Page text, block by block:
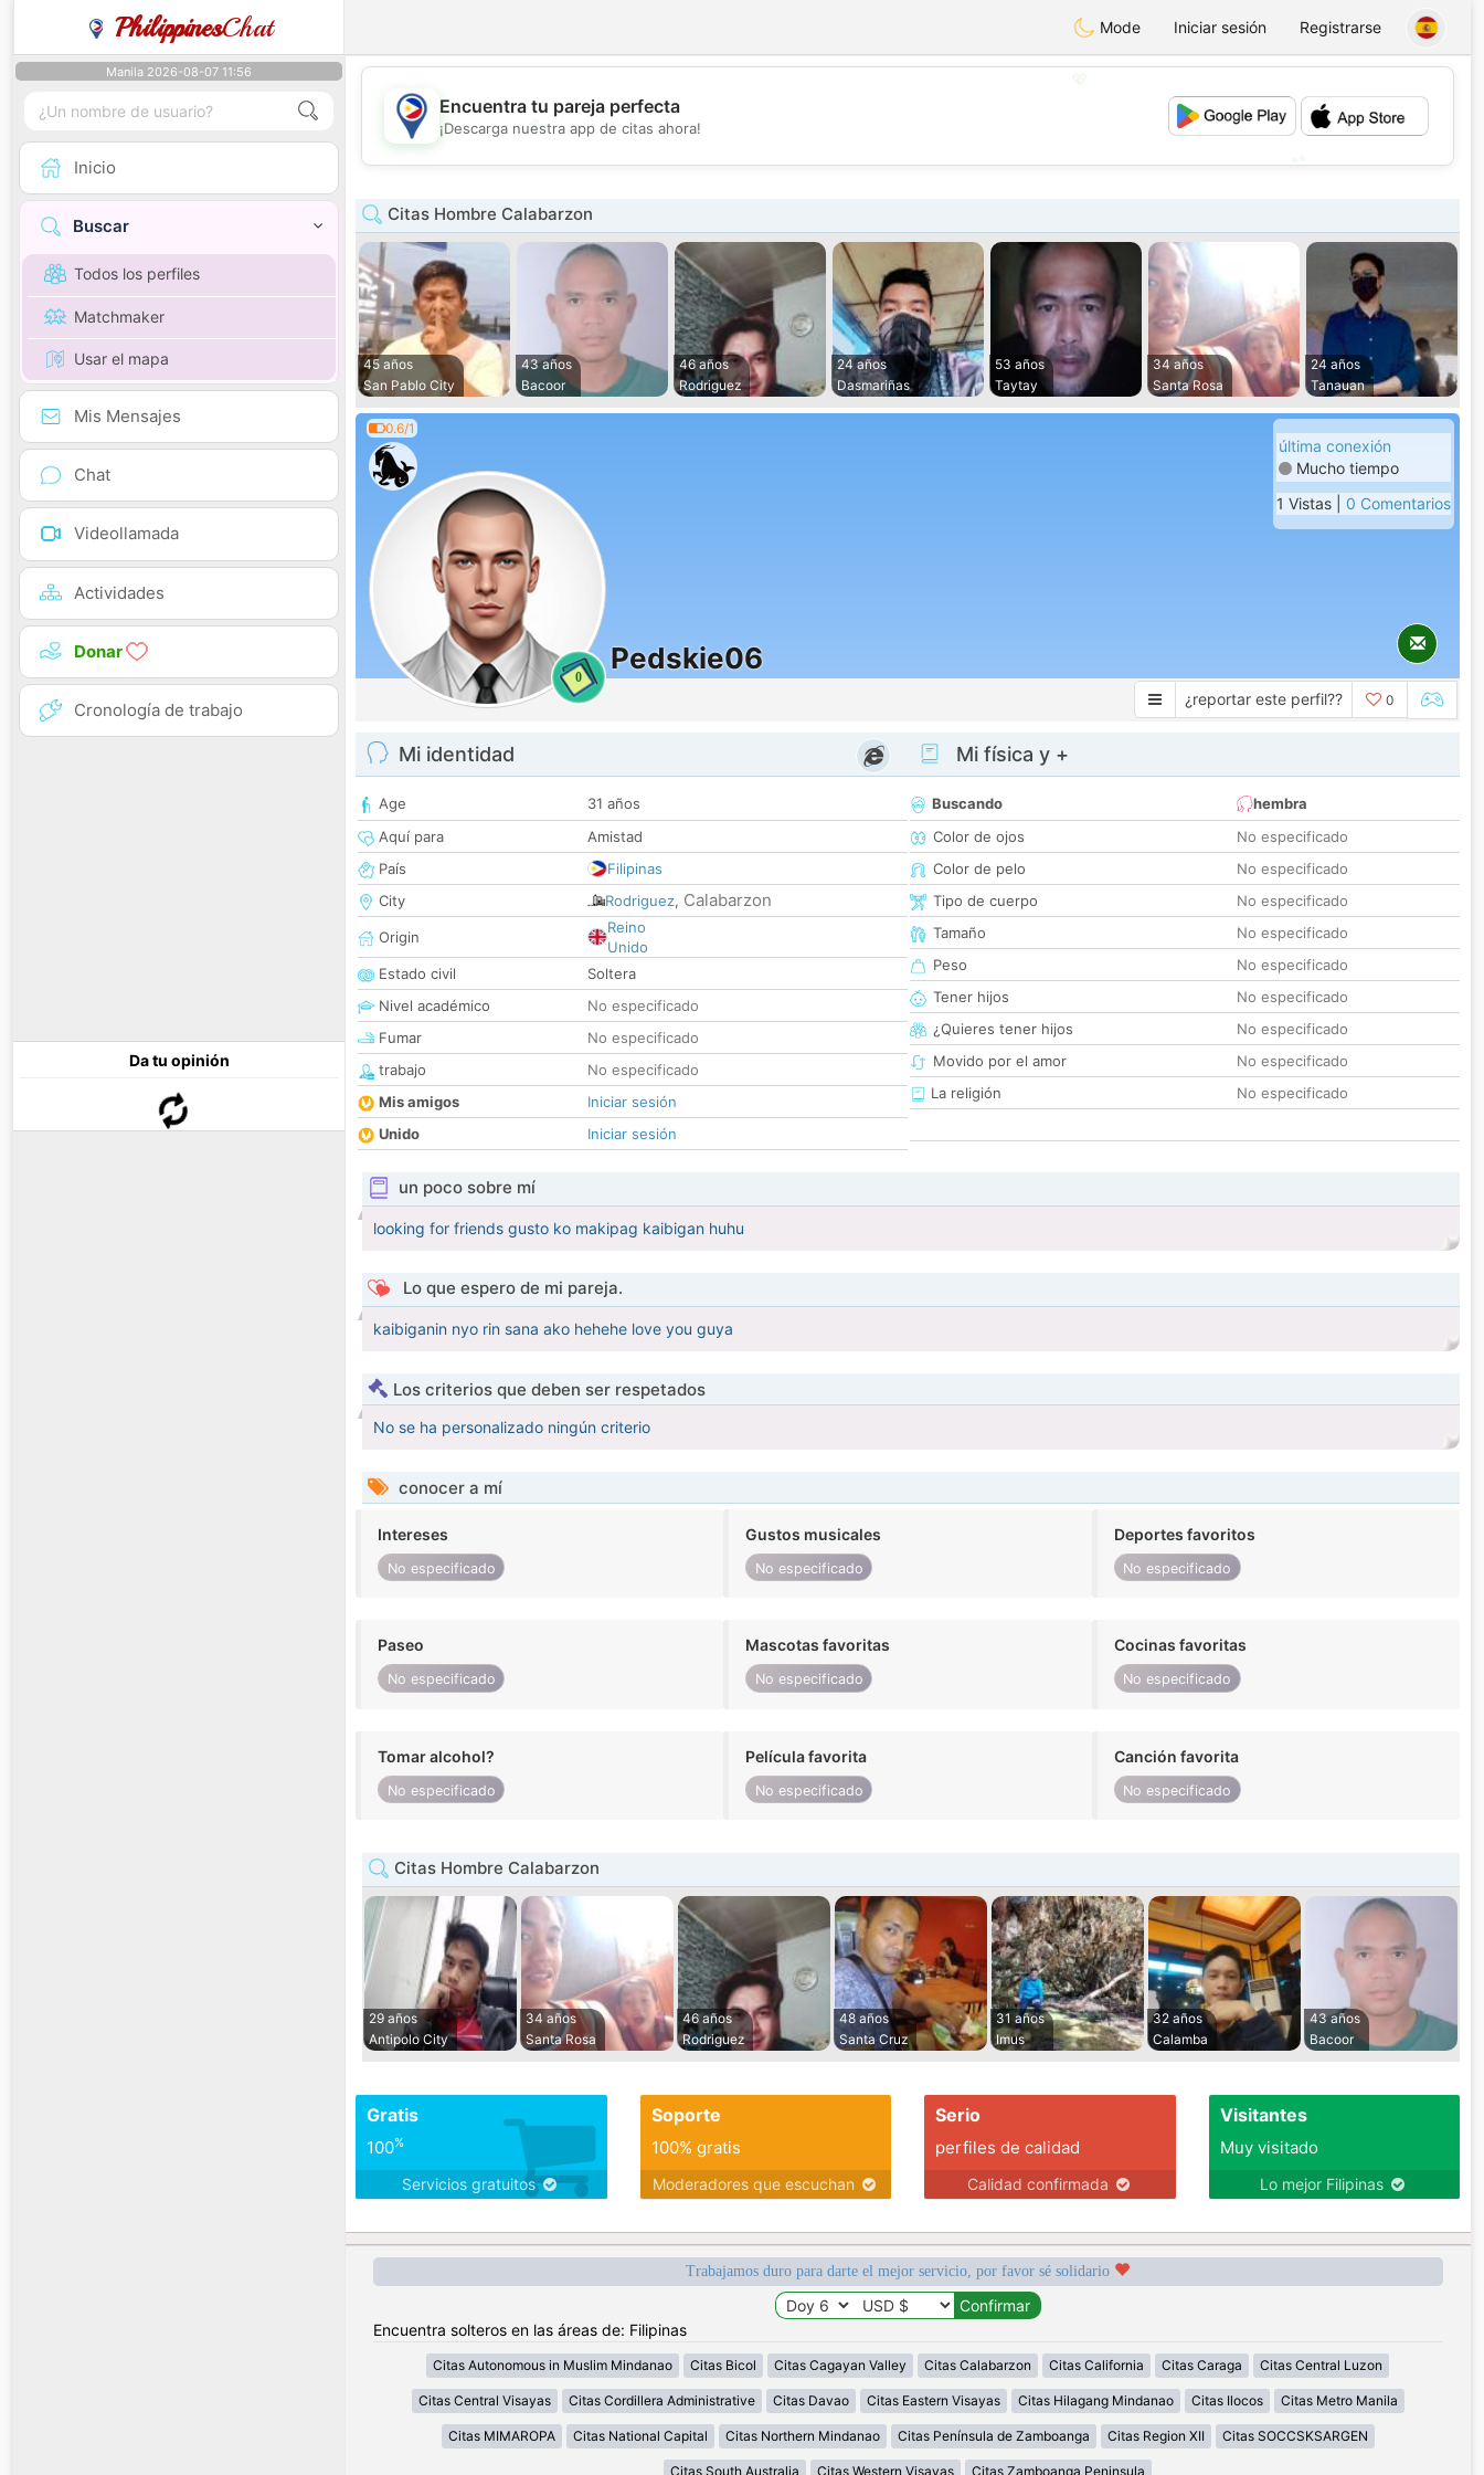
PhilippinesChat Mode Iniciar sesión Registrarse
Manila 2026-08-07 11:56
Inicio
Buscar
Todos los perfiles
Matchmaker
Usar el mapa
Mis Mensajes
Chat
Videollamada
Actividades
Donar
Cronología de trabajo
Da tu opinión
💖
💕
Encuentra tu pareja perfecta
¡Descarga nuestra app de citas ahora!
Citas Hombre Calabarzon
45 años
San Pablo City
43 años
Bacoor
46 años
Rodriguez
24 años
Dasmariñas
53 años
Taytay
34 años
Santa Rosa
24 años
Tanauan
0.6/1
0
Pedskie06
última conexión
Mucho tiempo
1 Vistas | 0 Comentarios
¿reportar este perfil?? 0
Mi identidad
Age
31 años
Aquí para
Amistad
País
Filipinas
City
Rodriguez, Calabarzon
Origin
Reino
Unido
Estado civil
Soltera
Nivel académico
No especificado
Fumar
No especificado
trabajo
No especificado
Mis amigos
Iniciar sesión
Unido
Iniciar sesión
Mi física y +
Buscando
hembra
Color de ojos
No especificado
Color de pelo
No especificado
Tipo de cuerpo
No especificado
Tamaño
No especificado
Peso
No especificado
Tener hijos
No especificado
¿Quieres tener hijos
No especificado
Movido por el amor
No especificado
La religión
No especificado
un poco sobre mí
looking for friends gusto ko makipag kaibigan huhu
Lo que espero de mi pareja.
kaibiganin nyo rin sana ako hehehe love you guya
Los criterios que deben ser respetados
No se ha personalizado ningún criterio
conocer a mí
Intereses
No especificado
Gustos musicales
No especificado
Deportes favoritos
No especificado
Paseo
No especificado
Mascotas favoritas
No especificado
Cocinas favoritas
No especificado
Tomar alcohol?
No especificado
Película favorita
No especificado
Canción favorita
No especificado
Citas Hombre Calabarzon
29 años
Antipolo City
34 años
Santa Rosa
46 años
Rodriguez
48 años
Santa Cruz
31 años
Imus
32 años
Calamba
43 años
Bacoor
Gratis
100%
Servicios gratuitos
Soporte
100% gratis
Moderadores que escuchan
Serio
perfiles de calidad
Calidad confirmada
Visitantes
Muy visitado
Lo mejor Filipinas
Trabajamos duro para darte el mejor servicio, por favor sé solidario
Encuentra solteros en las áreas de: Filipinas
Citas Autonomous in Muslim Mindanao Citas Bicol Citas Cagayan Valley Citas Calabarzon Citas California Citas Caraga Citas Central Luzon
Citas Central Visayas Citas Cordillera Administrative Citas Davao Citas Eastern Visayas Citas Hilagang Mindanao Citas Ilocos Citas Metro Manila
Citas MIMAROPA Citas National Capital Citas Northern Mindanao Citas Península de Zamboanga Citas Region XII Citas SOCCSKSARGEN
Citas South Australia Citas Western Visayas Citas Zamboanga Peninsula